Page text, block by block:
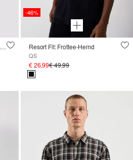
Regular Fit: Gewaschenes Hemd mit Stickerei
-46%
Resort Fit: Frottee-Hemd
QS
€ 26,99€ 49,99